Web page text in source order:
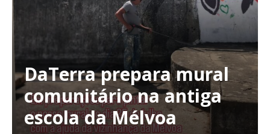
DaTerra prepara mural
comunitário na antiga
escola da Mélvoa